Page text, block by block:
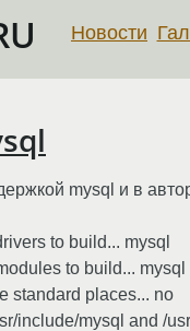
Новости
mysql и в
to build... mysql
to build... mysql
standard places... no
include/mysql and /